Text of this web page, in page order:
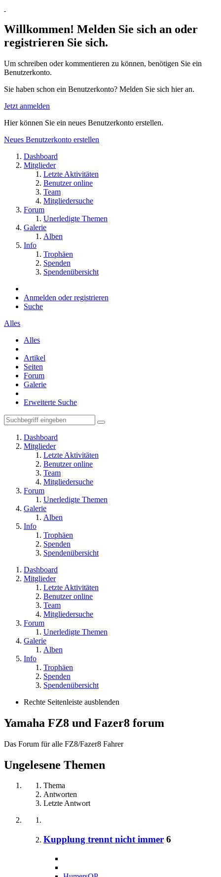
Willkommen! Melden Sie sich an oder
registrieren Sie sich.
Um schreiben oder kommentieren zu können, benötigen Sie ein
Benutzerkonto.
Sie haben schon ein Benutzerkonto? Melden Sie sich hier an.
Jetzt anmelden
Hier können Sie ein neues Benutzerkonto erstellen.
Neues Benutzerkonto erstellen
Dashboard
Mitglieder
Letzte Aktivitäten
Benutzer online
Team
Mitgliedersuche
Forum
Unerledigte Themen
Galerie
Alben
Info
Trophäen
Spenden
Spendenübersicht
Anmelden oder registrieren
Suche
Alles
Alles
Artikel
Seiten
Forum
Galerie
Erweiterte Suche
Dashboard
Mitglieder
Letzte Aktivitäten
Benutzer online
Team
Mitgliedersuche
Forum
Unerledigte Themen
Galerie
Alben
Info
Trophäen
Spenden
Spendenübersicht
Dashboard
Mitglieder
Letzte Aktivitäten
Benutzer online
Team
Mitgliedersuche
Forum
Unerledigte Themen
Galerie
Alben
Info
Trophäen
Spenden
Spendenübersicht
Rechte Seitenleiste ausblenden
Yamaha FZ8 und Fazer8 forum
Das Forum für alle FZ8/Fazer8 Fahrer
Ungelesene Themen
Thema
Antworten
Letzte Antwort
Kupplung trennt nicht immer 6